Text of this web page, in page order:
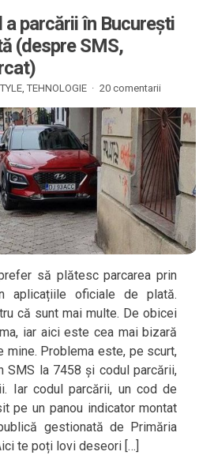
a parcării în București
(despre SMS,
,TEHNOLOGIE · 20 comentarii
să plătesc parcarea prin
aplicațiile oficiale de plată.
că sunt mai multe. De obicei
iar aici este cea mai bizară
mine. Problema este, pe scurt,
SMS la 7458 și codul parcării,
Iar codul parcării, un cod de
pe un panou indicator montat
gestionată de Primăria
te poți lovi deseori […]